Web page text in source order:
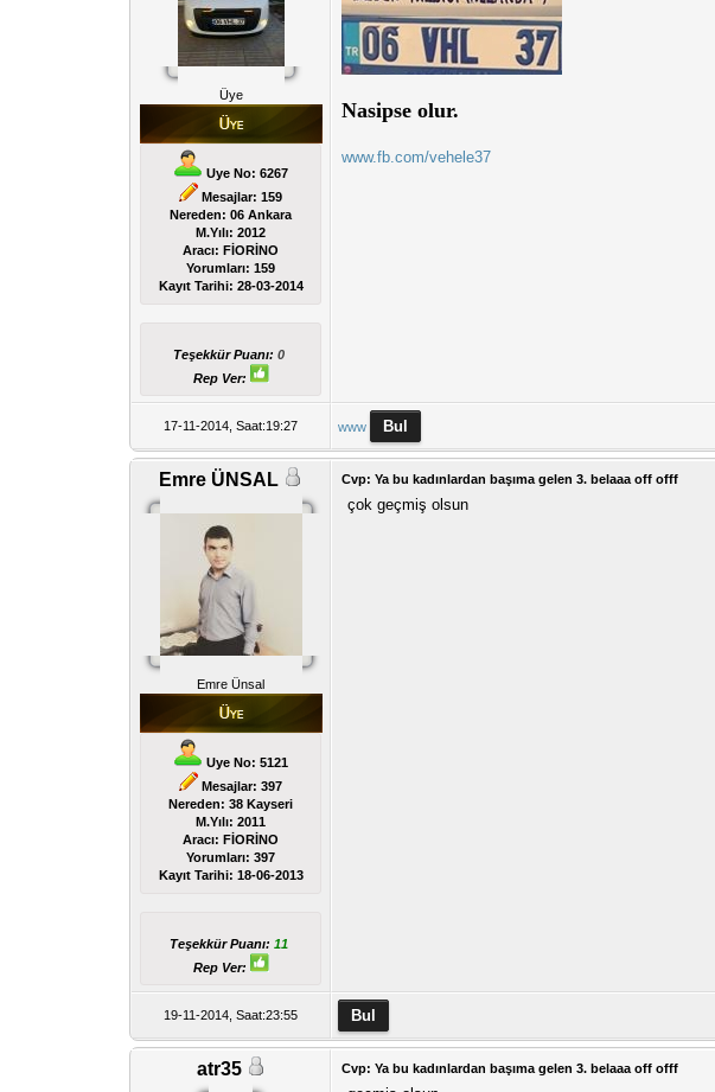
Üye
Uye No: 6267
Mesajlar: 159
Nereden: 06 Ankara
M.Yılı: 2012
Aracı: FİORİNO
Yorumları:159
Kayıt Tarihi: 28-03-2014
Teşekkür Puanı:0
Rep Ver:
Nasipse olur.
www.fb.com/vehele37
17-11-2014, Saat:19:27 www
Emre ÜNSAL
Emre Ünsal
Uye No: 5121
Mesajlar: 397
Nereden: 38 Kayseri
M.Yılı: 2011
Aracı: FİORİNO
Yorumları:397
Kayıt Tarihi: 18-06-2013
Teşekkür Puanı:11
Rep Ver:
Cvp: Ya bu kadınlardan başıma gelen 3. belaaa off offf
çok geçmiş olsun
19-11-2014, Saat:23:55
atr35 Cvp: Ya bu kadınlardan başıma gelen 3. belaaa off offf